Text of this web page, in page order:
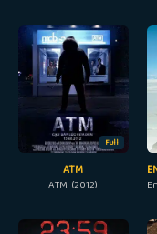
Full
ATM
ATM (2012)